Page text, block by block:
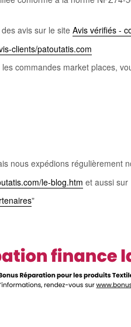
avis sur le site Avis vérifiés -
clients/patoutatis.com
commandes market places,
nous expédions régulièrement
le-blog.htm et aussi
"